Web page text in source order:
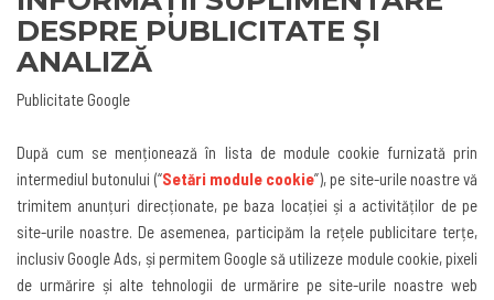
DESPRE PUBLICITATE ȘI
ANALIZĂ
Publicitate Google
După cum se menționează în lista de module cookie furnizată prin
intermediul butonului (“Setări module cookie”),pe site-urile noastre vă
trimitem anunțuri direcționate, pe baza locației și a activităților de pe
site-urile noastre. De asemenea, participăm la rețele publicitare terțe,
inclusiv Google Ads, și permitem Google să utilizeze module cookie, pixeli
de urmărire și alte tehnologii de urmărire pe site-urile noastre web